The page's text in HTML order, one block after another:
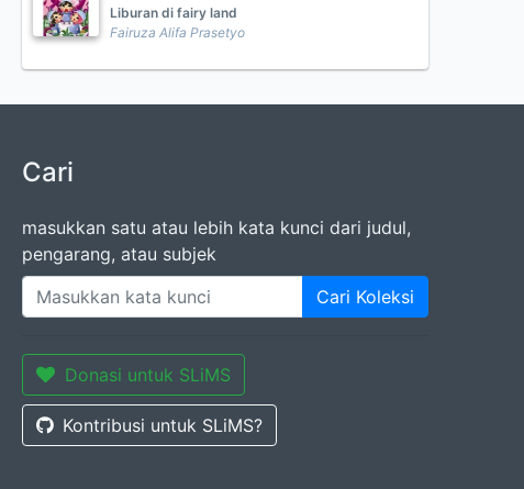
Liburan di fairy land
Fairuza Alifa Prasetyo
Cari
masukkan satu atau lebih kata kunci dari judul,
pengarang, atau subjek
Cari Koleksi
Donasi untuk SLiMS
Kontribusi untuk SLiMS?